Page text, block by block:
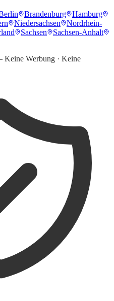
Brandenburg
Hamburg
Niedersachsen
Nordrhein-
Sachsen
Sachsen-Anhalt
Werbung · Keine